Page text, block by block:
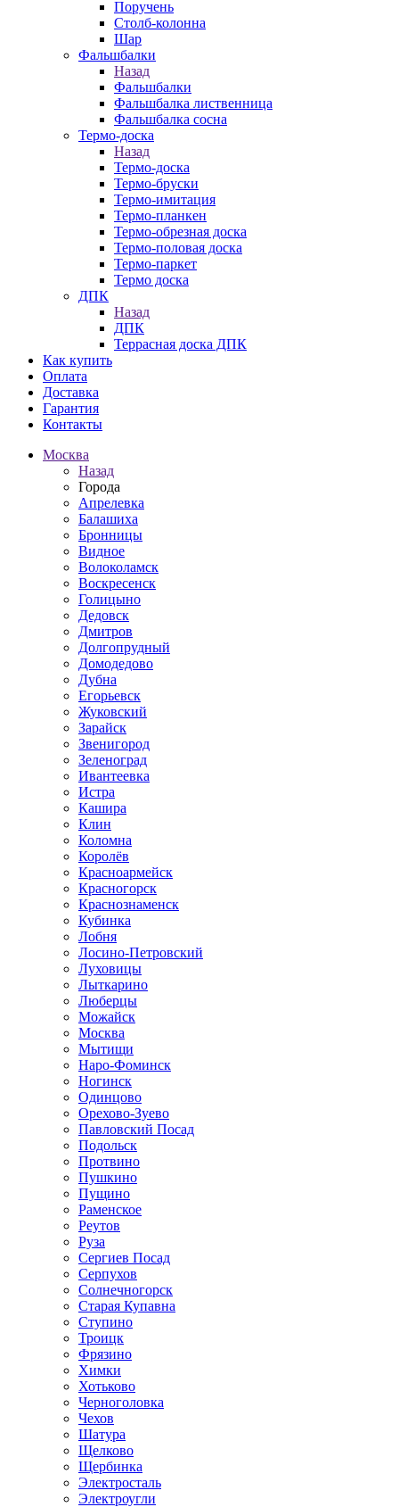
Поручень
Столб-колонна
Шар
Фальшбалки
Назад
Фальшбалки
Фальшбалка лиственница
Фальшбалка сосна
Термо-доска
Назад
Термо-доска
Термо-бруски
Термо-имитация
Термо-планкен
Термо-обрезная доска
Термо-половая доска
Термо-паркет
Термо доска
ДПК
Назад
ДПК
Террасная доска ДПК
Как купить
Оплата
Доставка
Гарантия
Контакты
Москва
Назад
Города
Апрелевка
Балашиха
Бронницы
Видное
Волоколамск
Воскресенск
Голицыно
Дедовск
Дмитров
Долгопрудный
Домодедово
Дубна
Егорьевск
Жуковский
Зарайск
Звенигород
Зеленоград
Ивантеевка
Истра
Кашира
Клин
Коломна
Королёв
Красноармейск
Красногорск
Краснознаменск
Кубинка
Лобня
Лосино-Петровский
Луховицы
Лыткарино
Люберцы
Можайск
Москва
Мытищи
Наро-Фоминск
Ногинск
Одинцово
Орехово-Зуево
Павловский Посад
Подольск
Протвино
Пушкино
Пущино
Раменское
Реутов
Руза
Сергиев Посад
Серпухов
Солнечногорск
Старая Купавна
Ступино
Троицк
Фрязино
Химки
Хотьково
Черноголовка
Чехов
Шатура
Щелково
Щербинка
Электросталь
Электроугли